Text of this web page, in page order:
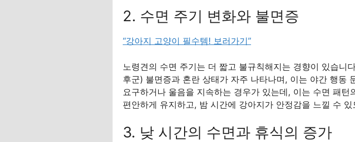
2. 수면 주기 변화와 불면증
“강아지 고양이 필수템! 보러가기”
노령견의 수면 주기는 더 짧고 불규칙해지는 경향이 있습니
후군) 불면증과 혼란 상태가 자주 나타나며, 이는 야간 행동
요구하거나 울음을 지속하는 경우가 있는데, 이는 수면 패
편안하게 유지하고, 밤 시간에 강아지가 안정감을 느낄 수
3. 낮 시간의 수면과 휴식의 증가